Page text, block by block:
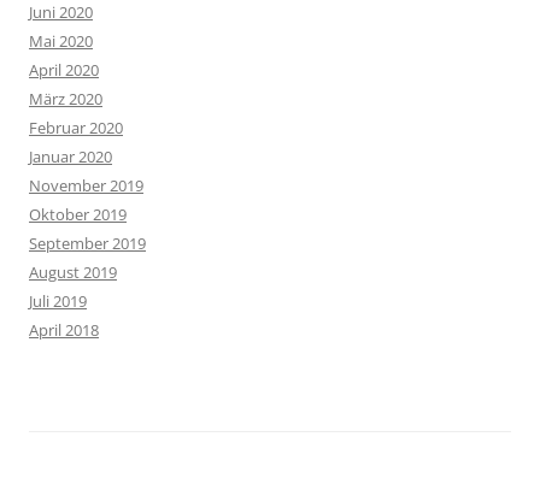
Juni 2020
Mai 2020
April 2020
März 2020
Februar 2020
Januar 2020
November 2019
Oktober 2019
September 2019
August 2019
Juli 2019
April 2018